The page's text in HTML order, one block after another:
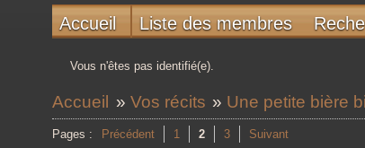
Accueil Liste des membres
Vous n'êtes pas identifié(e).
Accueil » Vos récits » Une petite bière
Pages : Précédent 1 2 3 Suivant